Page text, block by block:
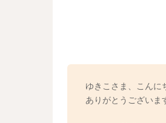
ゆきこさま、こんに
ありがとうございま